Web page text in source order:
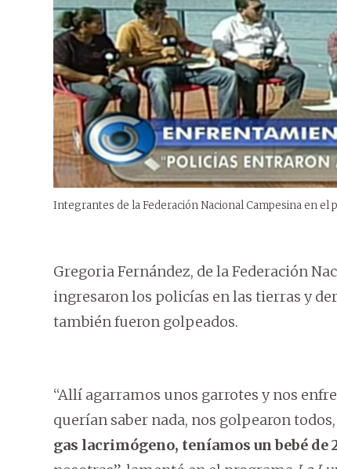
Integrantes de la Federación Nacional Campesina en el
Gregoria Fernández, de la Federación
ingresaron los policías en las tierras y
también fueron golpeados.
“Allí agarramos unos garrotes y nos
querían saber nada, nos golpearon todos,
gas lacrimógeno, teníamos un bebé de